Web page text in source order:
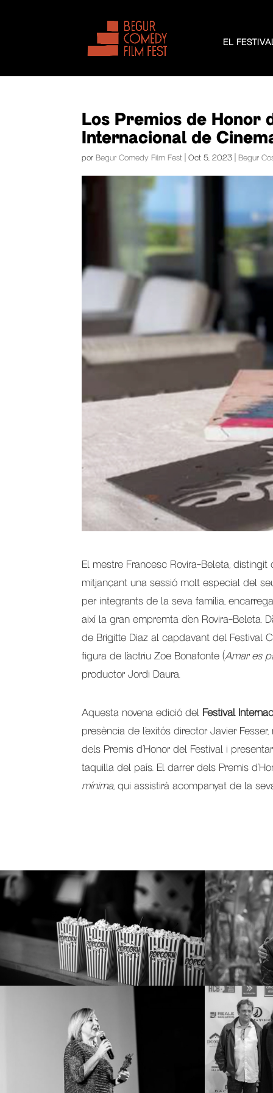
EL
Los Premios de Honor
Internacional de
por Begur Comedy Film Fest |Oct 5, 2023 Begur
El mestre Francesc Rovira-Beleta,
mitjançant una sessió molt especial del
per integrants de la seva família,
així la gran empremta d’en Rovira-Beleta.
de Brigitte Diaz al capdavant del Festival
figura de l’actriu Zoe Bonafonte (Amar es
productor Jordi Daura.
Aquesta novena edició del Festival
presència de l’exitós director Javier
dels Premis d’Honor del Festival i
taquilla del país. El darrer dels Premis
mínima, qui assistirà acompanyat de la